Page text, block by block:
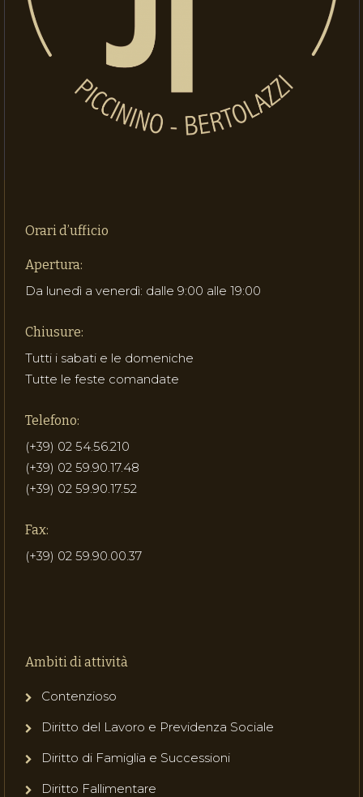
Orari d’ufficio
Apertura:
Da lunedì a venerdì: dalle 9:00 alle 19:00
Chiusure:
Tutti i sabati e le domeniche
Tutte le feste comandate
Telefono:
(+39) 02 54.56.210
(+39) 02 59.90.17.48
(+39) 02 59.90.17.52
Fax:
(+39) 02 59.90.00.37
Ambiti di attività
Contenzioso
Diritto del Lavoro e Previdenza Sociale
Diritto di Famiglia e Successioni
Diritto Fallimentare